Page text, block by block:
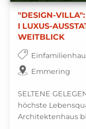
"DESIGN-
I LUXUS-
WEITBLICK
Emmering
SELTENE
höchste
Architektenhaus